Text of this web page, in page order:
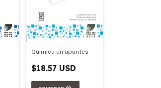
Química en apuntes
$18.57 USD